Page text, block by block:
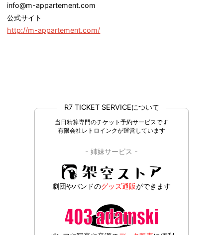
info@m-appartement.com
公式サイト
http://m-appartement.com/
R7 TICKET SERVICEについて
当日精算専門のチケット予約サービスです
有限会社レトロインクが運営しています
- 姉妹サービス -
劇団やバンドのグッズ通販ができます